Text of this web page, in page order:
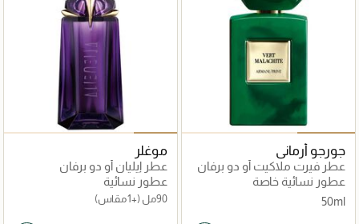
جورجو أرماني
عطر فيرت ملاكيت أو دو برفان
50مل
عطور نسائية خاصة
50ml
موغلر
عطر إيليان أو دو برفان
عطور نسائية
90مل (+1 مقاس)